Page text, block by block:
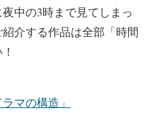
中の3時まで見てしまっ
介する作品は全部「時間
マの構造」